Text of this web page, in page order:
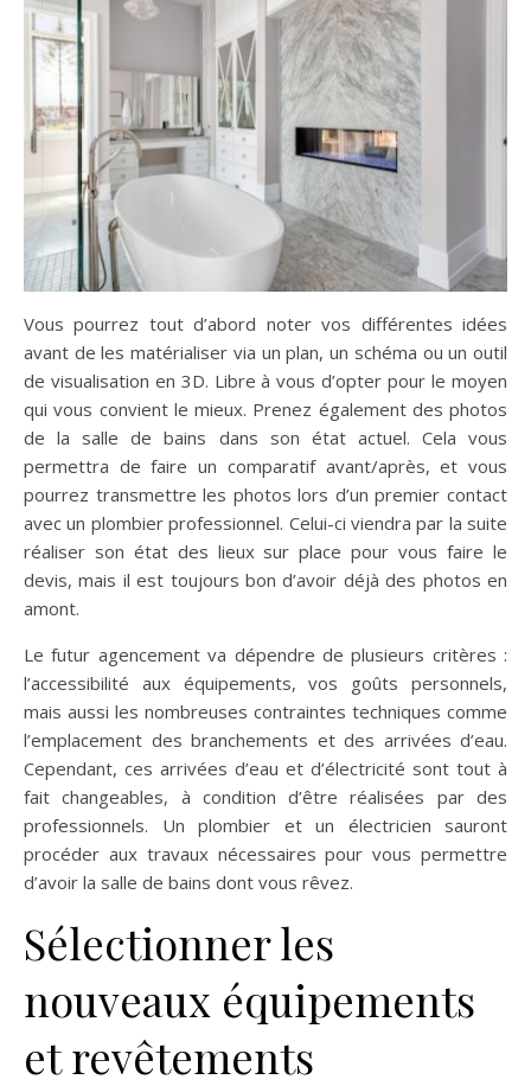
Vous pourrez tout d’abord noter vos différentes idées
avant de les matérialiser via un plan, un schéma ou un outil
de visualisation en 3D. Libre à vous d’opter pour le moyen
qui vous convient le mieux. Prenez également des photos
de la salle de bains dans son état actuel. Cela vous
permettra de faire un comparatif avant/après, et vous
pourrez transmettre les photos lors d’un premier contact
avec un plombier professionnel. Celui-ci viendra par la suite
réaliser son état des lieux sur place pour vous faire le
devis, mais il est toujours bon d’avoir déjà des photos en
amont.
Le futur agencement va dépendre de plusieurs critères :
l’accessibilité aux équipements, vos goûts personnels,
mais aussi les nombreuses contraintes techniques comme
l’emplacement des branchements et des arrivées d’eau.
Cependant, ces arrivées d’eau et d’électricité sont tout à
fait changeables, à condition d’être réalisées par des
professionnels. Un plombier et un électricien sauront
procéder aux travaux nécessaires pour vous permettre
d’avoir la salle de bains dont vous rêvez.
Sélectionner les
nouveaux équipements
et revêtements